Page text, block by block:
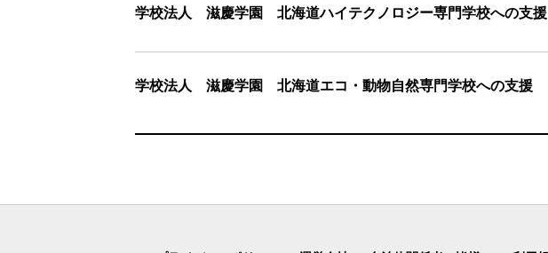
学校法人 滋慶学園 北海道ハイテクノロジー専門学校への支援
学校法人 滋慶学園 北海道エコ・動物自然専門学校への支援